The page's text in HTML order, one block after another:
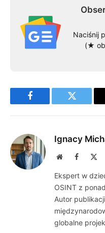
Naciśnij
(★
Facebook Twitter
Ignacy
WebsiteFacebook
Ekspert w
OSINT z
Autor
globalne